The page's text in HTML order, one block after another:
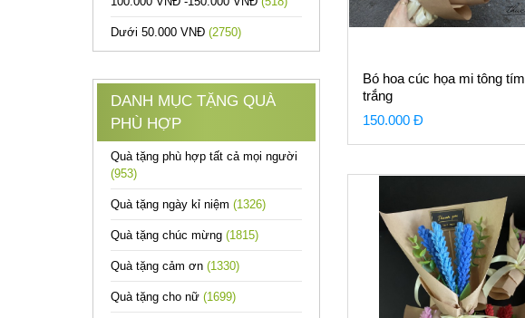
Dưới 50.000 VNĐ (2750)
DANH MỤC TẶNG QUÀ
PHÙ HỢP
Quà tặng phù hợp tất cả mọi người
(953)
Quà tặng ngày kỉ niệm (1326)
Quà tặng chúc mừng (1815)
Quà tặng cảm ơn (1330)
Quà tặng cho nữ (1699)
Bó hoa cúc họa mi tông tím
trắng
150.000 Đ